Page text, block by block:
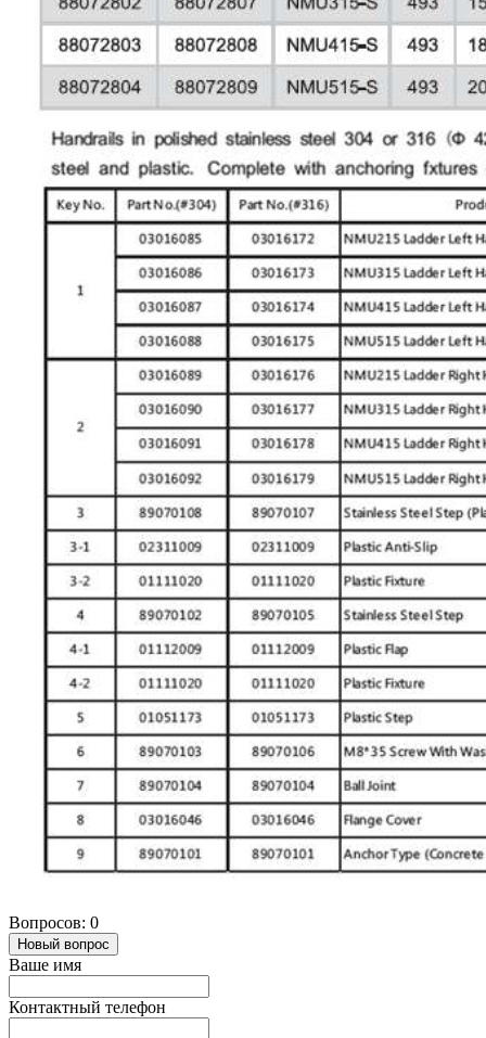
Вопросов: 0
Новый вопрос
Ваше имя
Контактный телефон